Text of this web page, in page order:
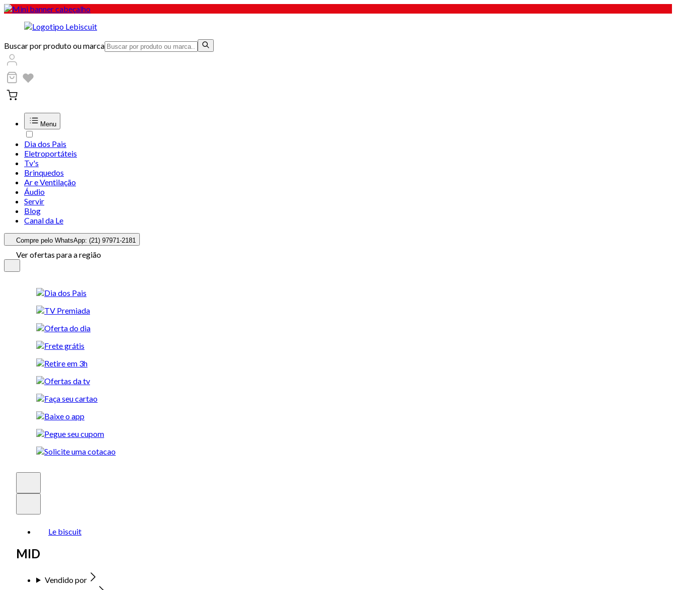
Buscar por produto ou marca
Menu
Dia dos Pais
Eletroportáteis
Tv's
Brinquedos
Ar e Ventilação
Áudio
Servir
Blog
Canal da Le
Compre pelo WhatsApp: (21) 97971-2181
Ver ofertas para a região
Le biscuit
MID
Vendido por